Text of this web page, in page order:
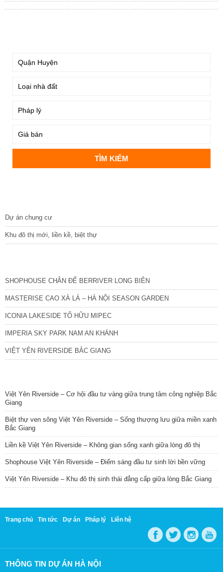
Dự án chung cư
Khu đô thị mới, liền kề, biệt thự
SHOPHOUSE CHÂN ĐẾ BERRIVER LONG BIÊN
MASTERISE CAO XÀ LÁ – HÀ NỘI SEASON GARDEN
ICONIA LAKESIDE TỐ HỮU MIPEC
IMPERIA SKY PARK NAM AN KHÁNH
VIỆT YÊN RIVERSIDE BẮC GIANG
Việt Yên Riverside – Cơ hội đầu tư vàng giữa trung tâm công nghiệp Bắc
Giang
Biệt thự ven sông Việt Yên Riverside – Sống thượng lưu giữa miền xanh
Bắc Giang
Liền kề Việt Yên Riverside – Không gian sống xanh giữa lòng đô thị
Shophouse Việt Yên Riverside – Điểm sáng đầu tư sinh lời bền vững
Việt Yên Riverside – Khu đô thị sinh thái đẳng cấp giữa lòng Bắc Giang
Trang chủ Tin tức Dự án Pháp lý Liên hệ
THÔNG TIN DỰ ÁN HÀ NỘI